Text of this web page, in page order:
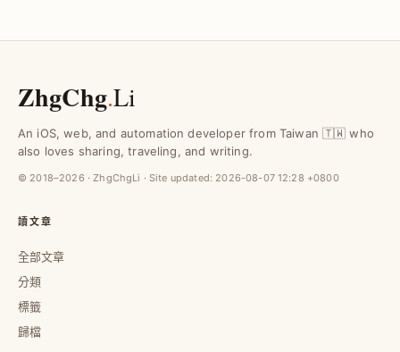
ZhgChg.Li
An iOS, web, and automation developer from Taiwan 🇹🇼 who
also loves sharing, traveling, and writing.
© 2018–2026 · ZhgChgLi · Site updated: 2026-08-07 12:28 +0800
讀文章
全部文章
分類
標籤
歸檔